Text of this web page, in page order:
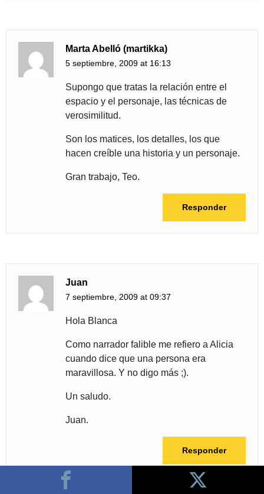
Marta Abelló (martikka)
5 septiembre, 2009 at 16:13
Supongo que tratas la relación entre el
espacio y el personaje, las técnicas de
verosimilitud.
Son los matices, los detalles, los que
hacen creíble una historia y un personaje.
Gran trabajo, Teo.
Responder
Juan
7 septiembre, 2009 at 09:37
Hola Blanca
Como narrador falible me refiero a Alicia
cuando dice que una persona era
maravillosa. Y no digo más ;).
Un saludo.
Juan.
Responder